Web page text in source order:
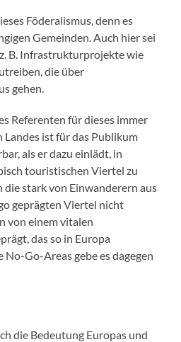
Föderalismus, denn es
Gemeinden. Auch hier sei
B. Infrastrukturprojekte wie
die über
gehen.
Referenten für dieses immer
Landes ist für das Publikum
als er dazu einlädt, in
touristischen Viertel zu
die stark von Einwanderern aus
geprägten Viertel nicht
von einem vitalen
das so in Europa
Go-Areas gebe es dagegen
die Bedeutung Europas und